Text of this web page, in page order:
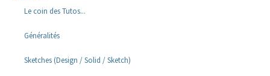
Le coin des Tutos...
Généralités
Sketches (Design / Solid / Sketch)